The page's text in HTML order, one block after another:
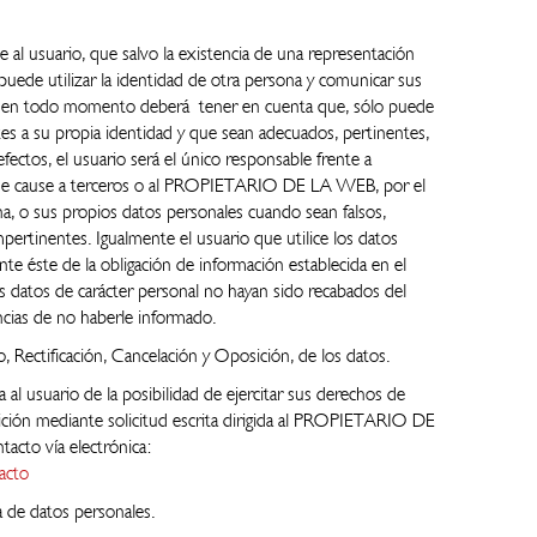
usuario, que salvo la existencia de una representación
utilizar la identidad de otra persona y comunicar sus
todo momento deberá tener en cuenta que, sólo puede
a su propia identidad y que sean adecuados, pertinentes,
el usuario será el único responsable frente a
cause a terceros o al PROPIETARIO DE LA WEB, por el
o sus propios datos personales cuando sean falsos,
Igualmente el usuario que utilice los datos
éste de la obligación de información establecida en el
de carácter personal no hayan sido recabados del
de no haberle informado.
Rectificación, Cancelación y Oposición, de los datos.
usuario de la posibilidad de ejercitar sus derechos de
mediante solicitud escrita dirigida al PROPIETARIO DE
vía electrónica:
datos personales.